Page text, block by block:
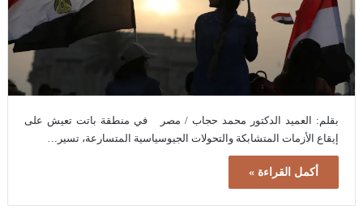
بقلم: العميد الدكتور محمد حجاب / مصر في منطقة باتت تعيش على
إيقاع الأزمات المتشابكة والتحولات الجيوسياسية المتسارعة، تسير…
أكمل القراءة »